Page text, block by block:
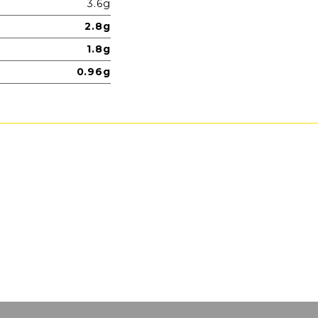
3.6g
2.8g
1.8g
0.96g